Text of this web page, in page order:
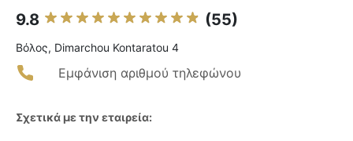
9.8 (55)
Βόλος, Dimarchou Kontaratou 4
Εμφάνιση αριθμού τηλεφώνου
Σχετικά με την εταιρεία: